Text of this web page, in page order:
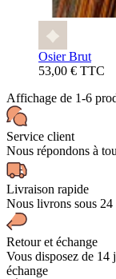
Osier Brut
53,00 € TTC
Affichage de 1-6
Service client
Nous répondons à
Livraison rapide
Nous livrons sous 24
Retour et échange
Vous disposez de 14
échange